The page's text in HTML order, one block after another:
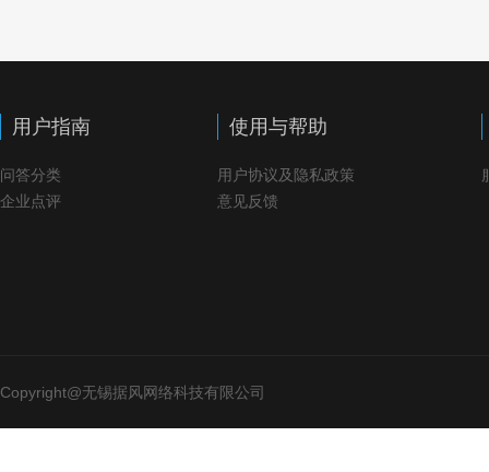
用户指南
问答分类
企业点评
使用与帮助
用户协议及隐私政策
意见反馈
Copyright@无锡据风网络科技有限公司